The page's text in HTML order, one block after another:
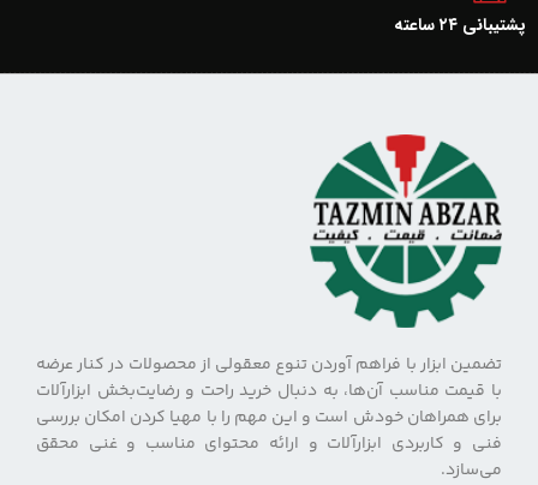
پشتیبانی ۲۴ ساعته
تضمین ابزار با فراهم آوردن تنوع معقولی از محصولات در کنار عرضه
با قیمت مناسب آن‌ها، به دنبال خرید راحت و رضایت‌بخش ابزارآلات
برای همراهان خودش است و این مهم را با مهیا کردن امکان بررسی
فنی و کاربردی ابزارآلات و ارائه محتوای مناسب و غنی محقق
می‌سازد.